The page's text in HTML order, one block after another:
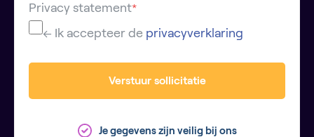
Privacy statement*
← Ik accepteer de privacyverklaring
Verstuur sollicitatie
Je gegevens zijn veilig bij ons